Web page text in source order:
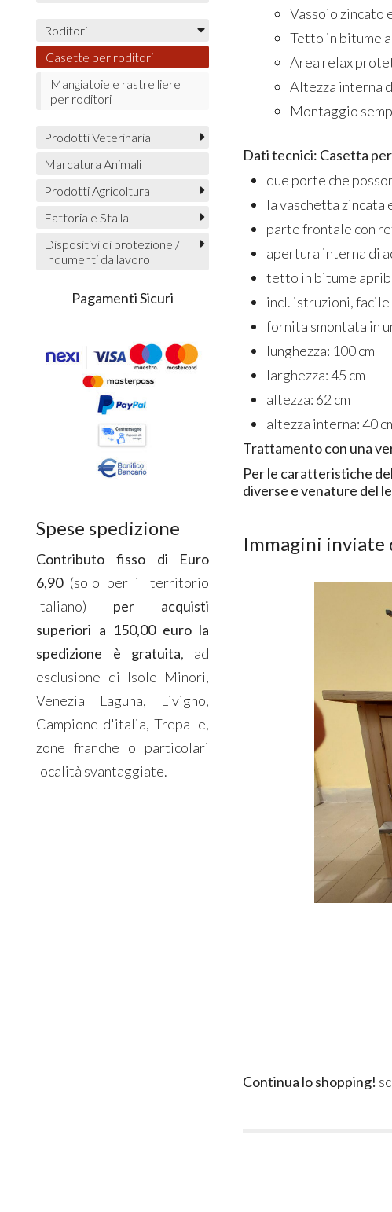
Vassoio zincato
Tetto in bitume
Area relax
Altezza interna
Montaggio
Dati tecnici: Casetta
due porte che
la vaschetta
parte frontale con
apertura interna di
tetto in bitume
incl. istruzioni,
fornita smontata in
lunghezza: 100 cm
larghezza: 45 cm
altezza: 62 cm
altezza interna: 40
Trattamento con una
Per le caratteristiche
diverse e venature del
Immagini inviate
Continua lo shopping!
Roditori
Casette per roditori
Mangiatoie e rastrelliere
per roditori
Prodotti Veterinaria
Marcatura Animali
Prodotti Agricoltura
Fattoria e Stalla
Dispositivi di protezione /
Indumenti da lavoro
Pagamenti Sicuri
Spese spedizione
Contributo fisso di Euro
6,90(solo per il territorio
Italiano) per acquisti
superiori a 150,00 euro la
spedizione è gratuita, ad
esclusione di Isole Minori,
Venezia Laguna, Livigno,
Campione d'italia, Trepalle,
zone franche o particolari
località svantaggiate.